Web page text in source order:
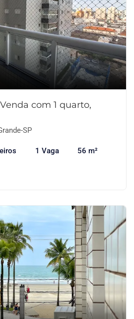
com 1 quarto,
SP
1 Vaga 56 m²